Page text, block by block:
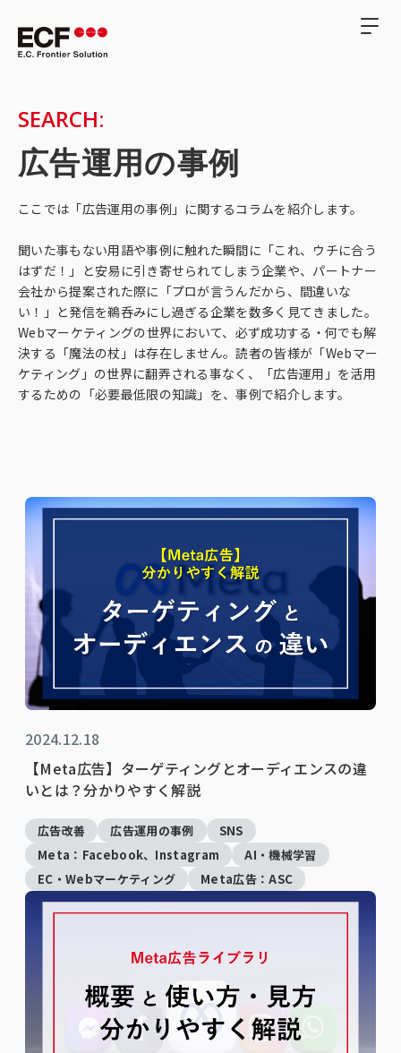
SEARCH:
広告運用の事例
ここでは「広告運用の事例」に関するコラムを紹介します。
聞いた事もない用語や事例に触れた瞬間に「これ、ウチに合う
はずだ！」と安易に引き寄せられてしまう企業や、パートナー
会社から提案された際に「プロが言うんだから、間違いな
い！」と発信を鵜呑みにし過ぎる企業を数多く見てきました。
Webマーケティングの世界において、必ず成功する・何でも解
決する「魔法の杖」は存在しません。読者の皆様が「Webマー
ケティング」の世界に翻弄される事なく、「広告運用」を活用
するための「必要最低限の知識」を、事例で紹介します。
2024.12.18
【Meta広告】ターゲティングとオーディエンスの違
いとは？分かりやすく解説
広告改善 広告運用の事例
SNS
Meta：Facebook、Instagram
AI・機械学習
EC・Webマーケティング
Meta広告：ASC